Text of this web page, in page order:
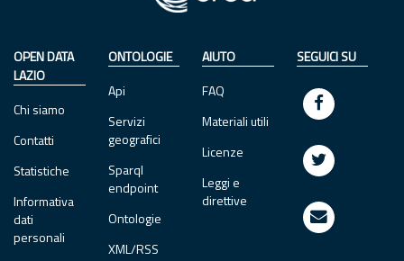
OPEN DATA
LAZIO
Chi siamo
Contatti
Statistiche
Informativa
dati
personali
ONTOLOGIE
Api
Servizi
geografici
Sparql
endpoint
Ontologie
XML/RSS
AIUTO
FAQ
Materiali utili
Licenze
Leggi e
direttive
SEGUICI SU